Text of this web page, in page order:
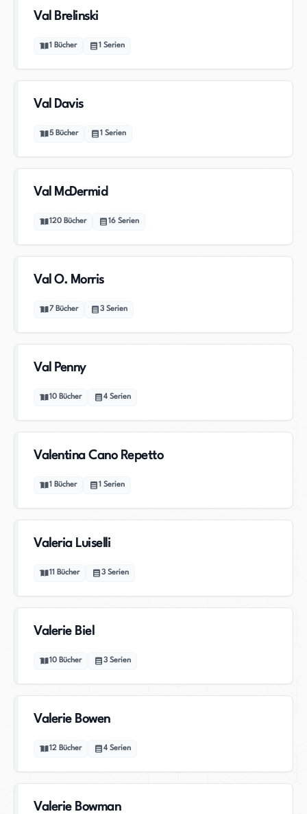
Val Brelinski
1 Bücher 1 Serien
Val Davis
5 Bücher 1 Serien
Val McDermid
120 Bücher 16 Serien
Val O. Morris
7 Bücher 3 Serien
Val Penny
10 Bücher 4 Serien
Valentina Cano Repetto
1 Bücher 1 Serien
Valeria Luiselli
11 Bücher 3 Serien
Valerie Biel
10 Bücher 3 Serien
Valerie Bowen
12 Bücher 4 Serien
Valerie Bowman